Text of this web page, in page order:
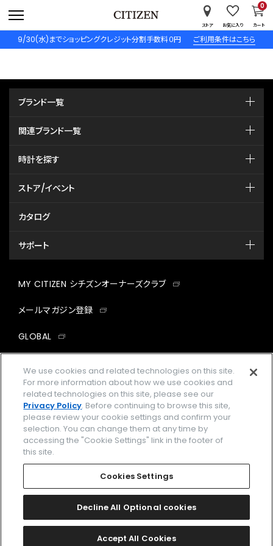
9/30(水)までショッピングクレジット分割手数料０円 ご利用条件はこちら
ストア お気に入り カート
0
ブランド一覧
関連ブランド一覧
時計を探す
ストア/イベント
カタログ
サポート
MY CITIZEN シチズンオーナーズクラブ
メールマガジン登録
GLOBAL
facebookinstagramtwitter
企業情報 ご利用規約
プライバシーポリシー Cookies Settings
Amazon PayはAmazon.com, Inc.またはその関連会社の商標です。
2026 CITIZEN WATCH CO., LTD.
We use cookies and related technologies on this site.
For more information about how we use cookies and
related technologies on this site, please see our
Privacy Policy. Before continuing to browse this site,
please review your cookie settings and confirm your
selection. You can change them at any time by
accessing the "Cookie Settings" link in the footer of
this site.
Cookies Settings
Decline All Optional cookies
Accept All Cookies